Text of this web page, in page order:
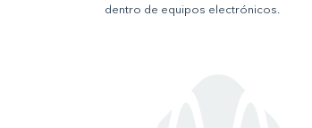
dentro de equipos electrónicos.